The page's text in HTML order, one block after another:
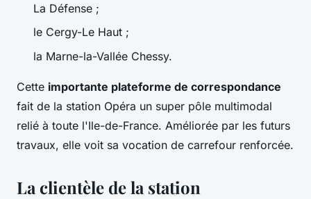
La Défense ;
le Cergy-Le Haut ;
la Marne-la-Vallée Chessy.
Cette importante plateforme de correspondance
fait de la station Opéra un super pôle multimodal
relié à toute l'Ile-de-France. Améliorée par les futurs
travaux, elle voit sa vocation de carrefour renforcée.
La clientèle de la station